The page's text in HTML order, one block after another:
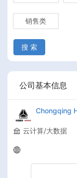
销售类
搜 索
公司基本信息
Chongqing
云计算/大数据